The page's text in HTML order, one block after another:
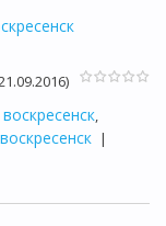
,
|